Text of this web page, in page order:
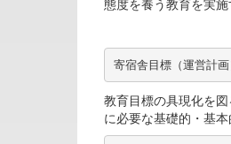
態度を養う教育を実施
寄宿舎目標（運営計画
教育目標の具現化を
に必要な基礎的・基